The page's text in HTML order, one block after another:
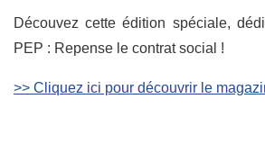
Découvez cette édition spéciale,
PEP : Repense le contrat social !
>> Cliquez ici pour découvrir le